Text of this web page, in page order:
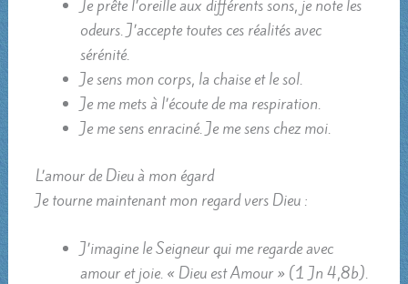
Je prête l’oreille aux différents sons, je note les
odeurs. J’accepte toutes ces réalités avec
sérénité.
Je sens mon corps, la chaise et le sol.
Je me mets à l’écoute de ma respiration.
Je me sens enraciné. Je me sens chez moi.
L’amour de Dieu à mon égard
Je tourne maintenant mon regard vers Dieu :
J’imagine le Seigneur qui me regarde avec
amour et joie. « Dieu est Amour » (1 Jn 4,8b).